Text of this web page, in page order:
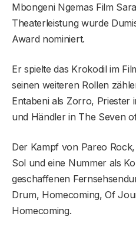
Mbongeni Ngemas Film
Theaterleistung wurde
Award nominiert.
Er spielte das Krokodil im
seinen weiteren Rollen
Entabeni als Zorro, Priester
und Händler in The Seven
Der Kampf von Pareo
Sol und eine Nummer als
geschaffenen
Drum, Homecoming, Of
Homecoming.